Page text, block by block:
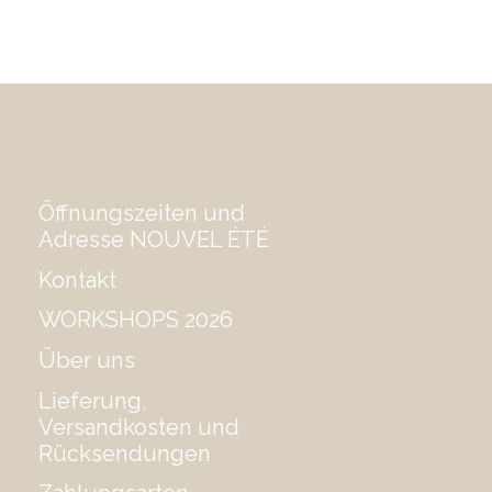
Öffnungszeiten und
Adresse NOUVEL ÉTÉ
Kontakt
WORKSHOPS 2026
Über uns
Lieferung,
Versandkosten und
Rücksendungen